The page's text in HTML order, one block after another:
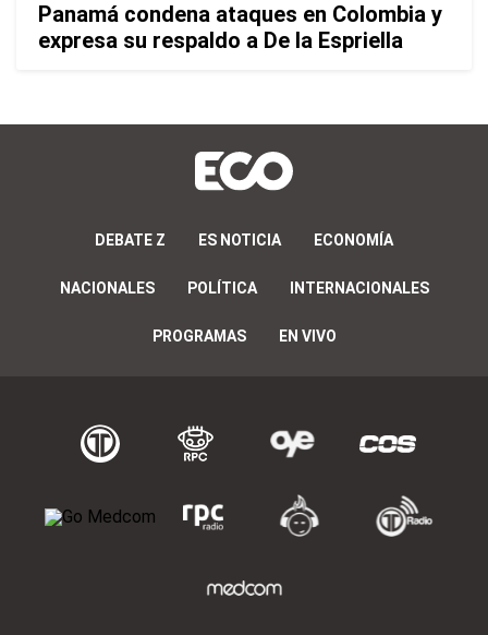
Panamá condena ataques en Colombia y
expresa su respaldo a De la Espriella
DEBATE Z ES NOTICIA ECONOMÍA
NACIONALES POLÍTICA INTERNACIONALES
PROGRAMAS EN VIVO